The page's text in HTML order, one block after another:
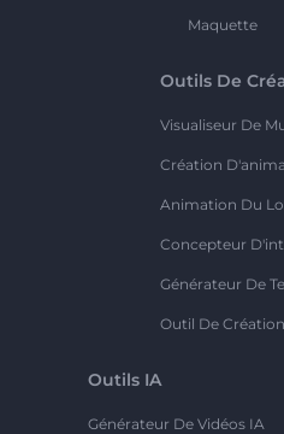
Maquette
Outils De
Visualiseur De
Création
Animation Du
Concepteur
Générateur De
Outil De
Outils IA
Générateur De Vidéos IA